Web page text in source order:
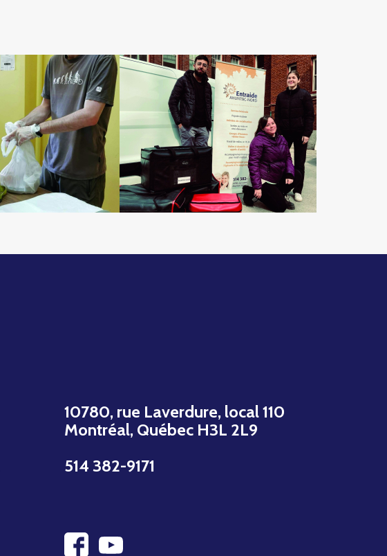
10780, rue Laverdure, local 110
Montréal, Québec H3L 2L9
514 382-9171